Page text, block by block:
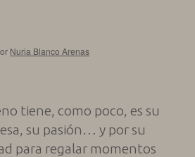
Nuria Blanco Arenas
tiene, como poco, es su
su pasión… y por su
para regalar momentos